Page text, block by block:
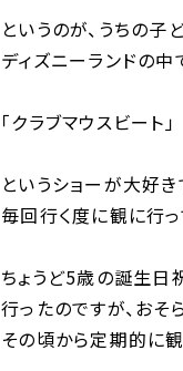
というのが、うちの子
ディズニーランドの中
「クラブマウスビート」
というショーが大好き
毎回行く度に観に行っ
ちょうど5歳の誕生日
行ったのですが、おそ
その頃から定期的に